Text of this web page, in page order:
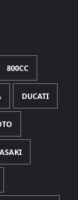
800CC
DUCATI